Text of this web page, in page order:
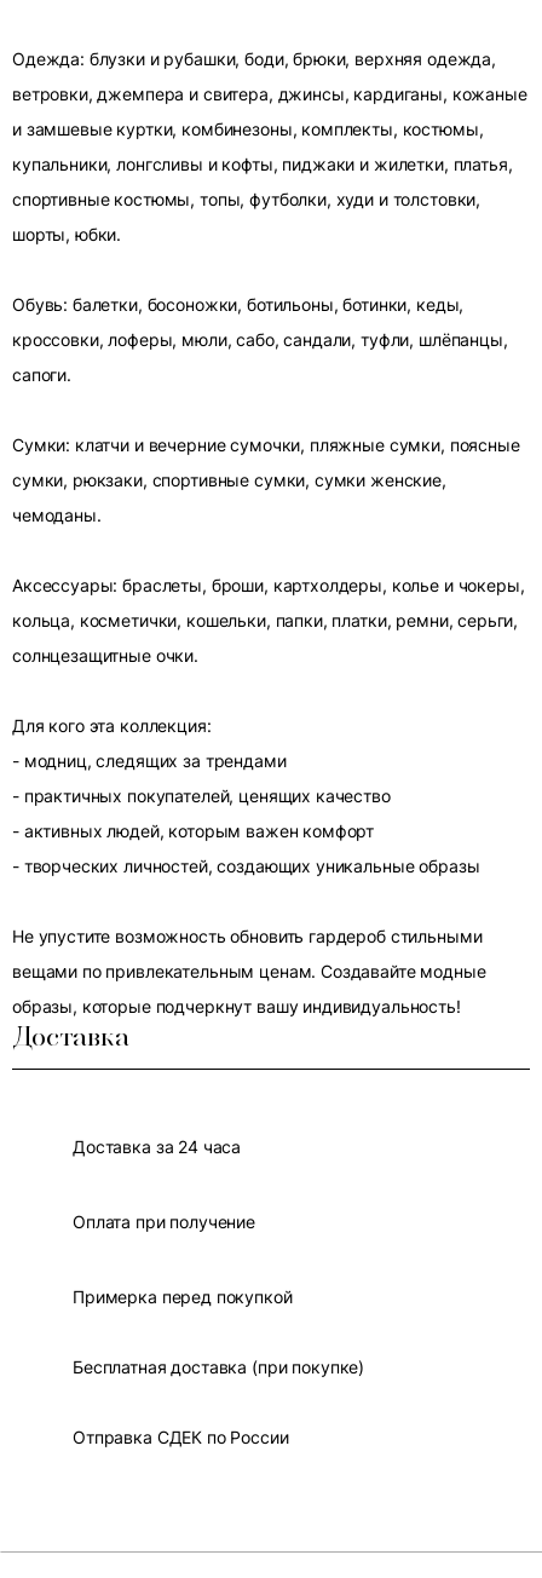
Одежда: блузки и рубашки, боди, брюки, верхняя одежда,
ветровки, джемпера и свитера, джинсы, кардиганы, кожаные
и замшевые куртки, комбинезоны, комплекты, костюмы,
купальники, лонгсливы и кофты, пиджаки и жилетки, платья,
спортивные костюмы, топы, футболки, худи и толстовки,
шорты, юбки.
Обувь: балетки, босоножки, ботильоны, ботинки, кеды,
кроссовки, лоферы, мюли, сабо, сандали, туфли, шлёпанцы,
сапоги.
Сумки: клатчи и вечерние сумочки, пляжные сумки, поясные
сумки, рюкзаки, спортивные сумки, сумки женские,
чемоданы.
Аксессуары: браслеты, броши, картхолдеры, колье и чокеры,
кольца, косметички, кошельки, папки, платки, ремни, серьги,
солнцезащитные очки.
Для кого эта коллекция:
- модниц, следящих за трендами
- практичных покупателей, ценящих качество
- активных людей, которым важен комфорт
- творческих личностей, создающих уникальные образы
Не упустите возможность обновить гардероб стильными
вещами по привлекательным ценам. Создавайте модные
образы, которые подчеркнут вашу индивидуальность!
Доставка
Доставка за 24 часа
Оплата при получение
Примерка перед покупкой
Бесплатная доставка (при покупке)
Отправка СДЕК по России